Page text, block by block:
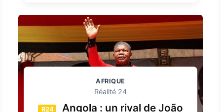
AFRIQUE
Réalité 24
R24
Angola : un rival de João